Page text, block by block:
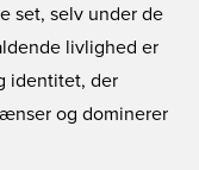
set, selv under de
livlighed er
identitet, der
og dominerer